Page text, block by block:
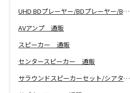
UHD BDプレーヤー/BDプレーヤー/BDレコーダー 通販
AVアンプ 通販
スピーカー 通販
センタースピーカー 通販
サラウンドスピーカーセット/シアターバー 通販